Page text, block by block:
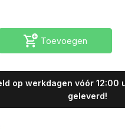
Toevoegen
dag